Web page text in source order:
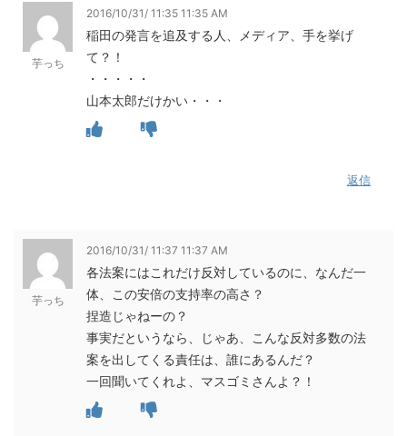
芋っち
2016/10/31/ 11:35 11:35 AM
稲田の発言を追及する人、メディア、手を挙げ
て？！
・・・・・
山本太郎だけかい・・・
返信
芋っち
2016/10/31/ 11:37 11:37 AM
各法案にはこれだけ反対しているのに、なんだ一
体、この安倍の支持率の高さ？
捏造じゃねーの？
事実だというなら、じゃあ、こんな反対多数の法
案を出してくる責任は、誰にあるんだ？
一回聞いてくれよ、マスゴミさんよ？！